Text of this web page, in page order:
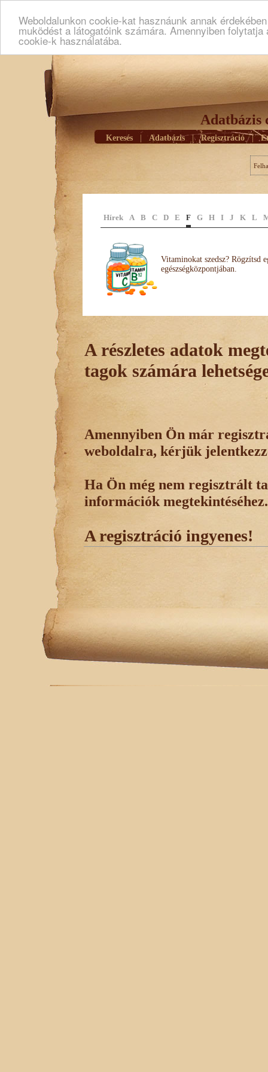
Weboldalunkon cookie-kat hasznáunk annak
muködést a látogatóink számára. Amennyiben
cookie-k használatába.
Adatbázis
Keresés Adatbázis | Regisztráció |
Hírek A B C D E F G H I J K L
Vitaminokat szedsz? Rögzítsd
egészségközpontjában.
A részletes adatok
tagok számára
Amennyiben Ön már
weboldalra, kérjük
Ha Ön még nem regisztrált
információk megtekintéséhez.
A regisztráció ingyenes!